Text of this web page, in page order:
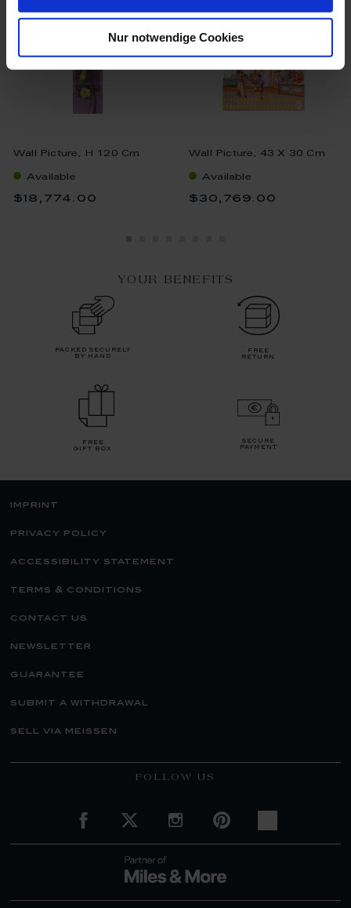
Nur notwendige Cookies
Wall Picture, H 120 Cm
Available
$18,774.00
Wall Picture, 43 X 30 Cm
Available
$30,769.00
YOUR BENEFITS
packed securely
by hand
free
return
free
gift box
secure
payment
imprint
privacy policy
accessibility statement
terms & conditions
contact us
newsletter
guarantee
submit a withdrawal
sell via meissen
FOLLOW US